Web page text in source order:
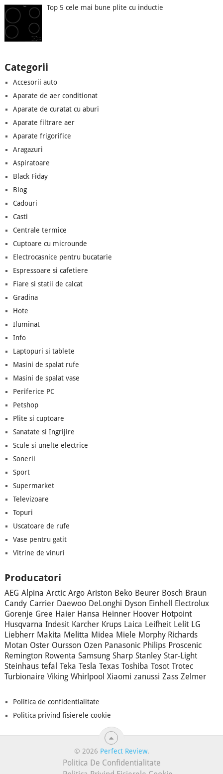
Top 5 cele mai bune plite cu inductie
Categorii
Accesorii auto
Aparate de aer conditionat
Aparate de curatat cu aburi
Aparate filtrare aer
Aparate frigorifice
Aragazuri
Aspiratoare
Black Fiday
Blog
Cadouri
Casti
Centrale termice
Cuptoare cu microunde
Electrocasnice pentru bucatarie
Espressoare si cafetiere
Fiare si statii de calcat
Gradina
Hote
Iluminat
Info
Laptopuri si tablete
Masini de spalat rufe
Masini de spalat vase
Periferice PC
Petshop
Plite si cuptoare
Sanatate si Ingrijire
Scule si unelte electrice
Sonerii
Sport
Supermarket
Televizoare
Topuri
Uscatoare de rufe
Vase pentru gatit
Vitrine de vinuri
Producatori
AEG Alpina Arctic Argo Ariston Beko Beurer Bosch Braun
Candy Carrier Daewoo DeLonghi Dyson Einhell
Electrolux
Gorenje Gree Haier Hansa Heinner Hoover Hotpoint
Husqvarna Indesit Karcher Krups Laica Leifheit Lelit LG
Liebherr Makita Melitta Midea Miele Morphy Richards
Motan Oster Oursson Ozen Panasonic Philips Proscenic
Remington Rowenta Samsung Sharp Stanley Star-Light
Steinhaus tefal Teka Tesla Texas Toshiba Tosot Trotec
Turbionaire Viking Whirlpool Xiaomi zanussi Zass Zelmer
Politica de confidentialitate
Politica privind fisierele cookie
© 2026 Perfect Review.
Politica De Confidentialitate